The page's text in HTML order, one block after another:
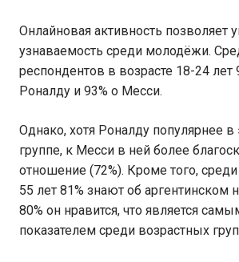
Онлайновая активность позволяет
узнаваемость среди молодёжи.
респондентов в возрасте 18-24
Роналду и 93% о Месси.
Однако, хотя Роналду популярнее в
группе, к Месси в ней более
отношение (72%). Кроме того,
55 лет 81% знают об
80% он нравится, что является
показателем среди возрастных